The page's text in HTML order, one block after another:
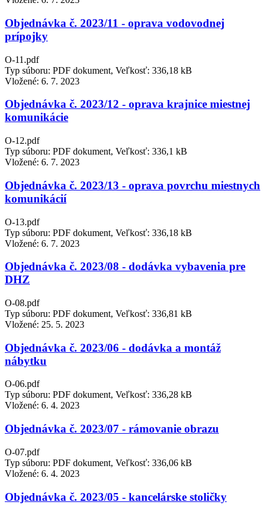
Objednávka č. 2023/11 - oprava vodovodnej
prípojky
O-11.pdf
Typ súboru: PDF dokument, Veľkosť: 336,18 kB
Vložené: 6. 7. 2023
Objednávka č. 2023/12 - oprava krajnice miestnej
komunikácie
O-12.pdf
Typ súboru: PDF dokument, Veľkosť: 336,1 kB
Vložené: 6. 7. 2023
Objednávka č. 2023/13 - oprava povrchu miestnych
komunikácií
O-13.pdf
Typ súboru: PDF dokument, Veľkosť: 336,18 kB
Vložené: 6. 7. 2023
Objednávka č. 2023/08 - dodávka vybavenia pre
DHZ
O-08.pdf
Typ súboru: PDF dokument, Veľkosť: 336,81 kB
Vložené: 25. 5. 2023
Objednávka č. 2023/06 - dodávka a montáž
nábytku
O-06.pdf
Typ súboru: PDF dokument, Veľkosť: 336,28 kB
Vložené: 6. 4. 2023
Objednávka č. 2023/07 - rámovanie obrazu
O-07.pdf
Typ súboru: PDF dokument, Veľkosť: 336,06 kB
Vložené: 6. 4. 2023
Objednávka č. 2023/05 - kancelárske stoličky